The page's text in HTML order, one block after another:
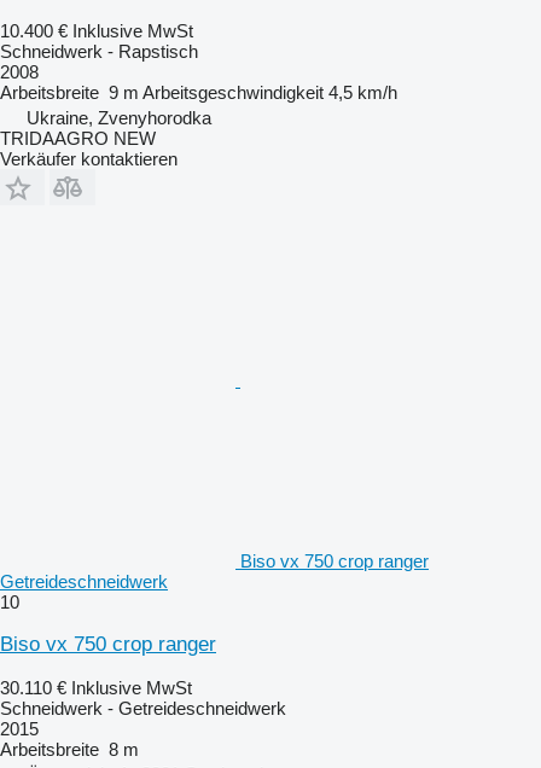
10.400 € Inklusive MwSt
Schneidwerk - Rapstisch
2008
Arbeitsbreite 9 m Arbeitsgeschwindigkeit 4,5 km/h
Ukraine, Zvenyhorodka
TRIDAAGRO NEW
Verkäufer kontaktieren
Biso vx 750 crop ranger
Getreideschneidwerk
10
Biso vx 750 crop ranger
30.110 € Inklusive MwSt
Schneidwerk - Getreideschneidwerk
2015
Arbeitsbreite 8 m